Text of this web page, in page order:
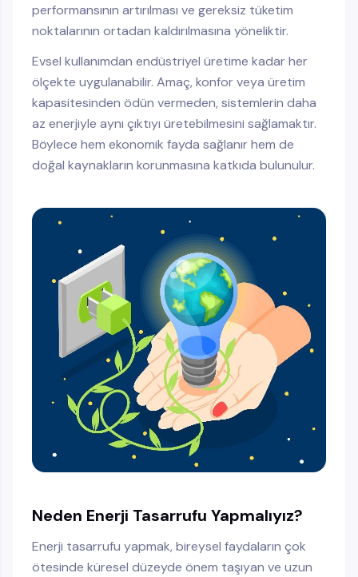
performansının artırılması ve gereksiz tüketim
noktalarının ortadan kaldırılmasına yöneliktir.
Evsel kullanımdan endüstriyel üretime kadar her
ölçekte uygulanabilir. Amaç, konfor veya üretim
kapasitesinden ödün vermeden, sistemlerin daha
az enerjiyle aynı çıktıyı üretebilmesini sağlamaktır.
Böylece hem ekonomik fayda sağlanır hem de
doğal kaynakların korunmasına katkıda bulunulur.
Neden Enerji Tasarrufu Yapmalıyız?
Enerji tasarrufu yapmak, bireysel faydaların çok
ötesinde küresel düzeyde önem taşıyan ve uzun